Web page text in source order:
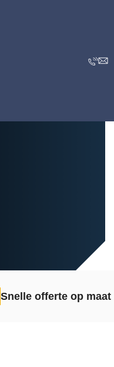
Snelle offerte op maat